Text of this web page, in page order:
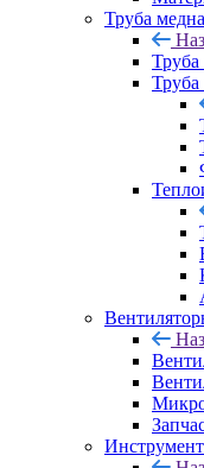
Труба
Труба
Труба
Инструмент